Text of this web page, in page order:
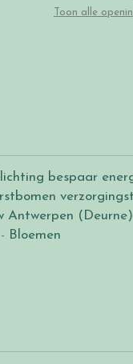
Toon alle
bespaar
Antwerpen (Deurne)
- Bloemen